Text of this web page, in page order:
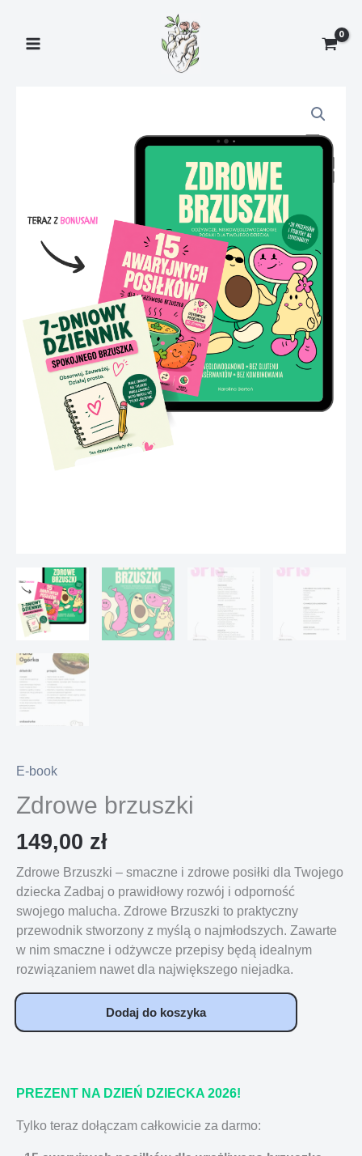
treści
E-book
Zdrowe brzuszki
149,00 zł
Zdrowe Brzuszki – smaczne i zdrowe posiłki dla Twojego
dziecka Zadbaj o prawidłowy rozwój i odporność
swojego malucha. Zdrowe Brzuszki to praktyczny
przewodnik stworzony z myślą o najmłodszych. Zawarte
w nim smaczne i odżywcze przepisy będą idealnym
rozwiązaniem nawet dla największego niejadka.
Dodaj do koszyka
PREZENT NA DZIEŃ DZIECKA 2026!
Tylko teraz dołączam całkowicie za darmo: